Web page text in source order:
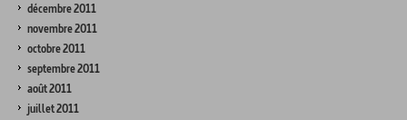
décembre 2011
novembre 2011
octobre 2011
septembre 2011
août 2011
juillet 2011